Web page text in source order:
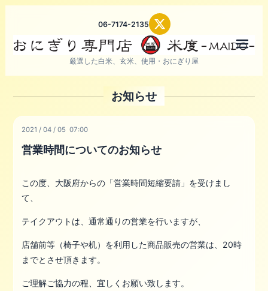
06-7174-2135
厳選した白米、玄米、使用・おにぎり屋
お知らせ
2021 /04 /05 07:00
営業時間についてのお知らせ
この度、大阪府からの「営業時間短縮要請」を受けまし
て、
テイクアウトは、通常通りの営業を行いますが、
店舗前等（椅子や机）を利用した商品販売の営業は、20時
までとさせ頂きます。
ご理解ご協力の程、宜しくお願い致します。